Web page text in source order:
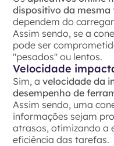
dispositivo da
dependem do
Assim sendo, se a
pode ser
"pesados" ou lentos.
Velocidade
Sim, avelocidade da
desempenho de
Assim sendo, uma
informações sejam
atrasos, otimizando a
eficiência das tarefas.